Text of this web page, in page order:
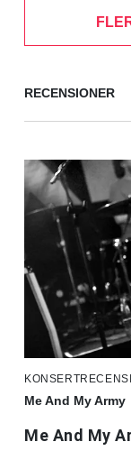
RECENSIONER
Me And My Army
Me And My